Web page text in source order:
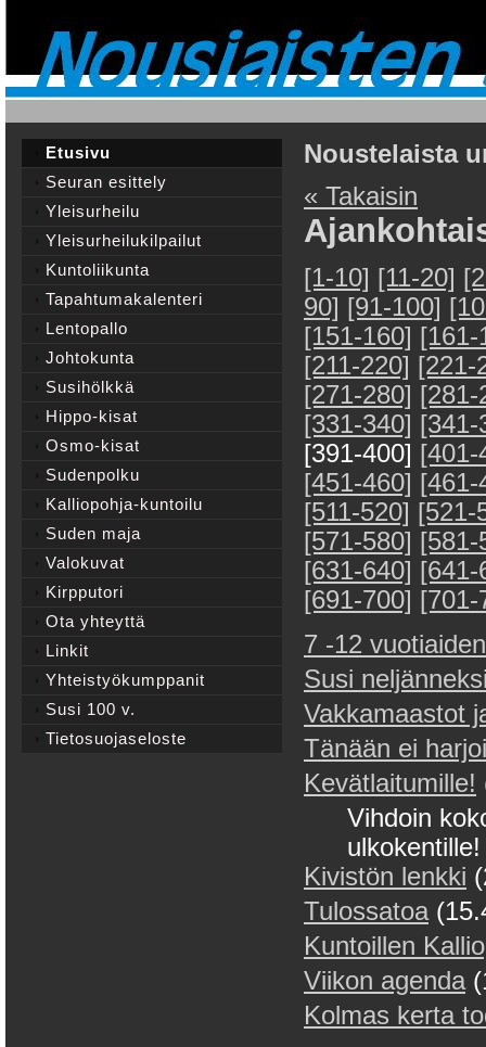
Noustelaista
« Takaisin
[1-10] [11-20]
90] [91-100]
[151-160] [161-
[211-220] [221-
[271-280] [281-
[331-340] [341-
[391-400] [401-
[451-460] [461-
[511-520] [521-
[571-580] [581-
[631-640] [641-
[691-700] [701-
7 -12
Susi
Vakkamaastot
Tänään ei
Kevätlaitumille!
Vihdoin
ulkokentille!
Kivistön lenkki
Tulossatoa
Kuntoillen
Viikon agenda
Kolmas kerta
Etusivu
Seuran esittely
Yleisurheilu
Yleisurheilukilpailut
Kuntoliikunta
Tapahtumakalenteri
Lentopallo
Johtokunta
Susihölkkä
Hippo-kisat
Osmo-kisat
Sudenpolku
Kalliopohja-kuntoilu
Suden maja
Valokuvat
Kirpputori
Ota yhteyttä
Linkit
Yhteistyökumppanit
Susi 100 v.
Tietosuojaseloste